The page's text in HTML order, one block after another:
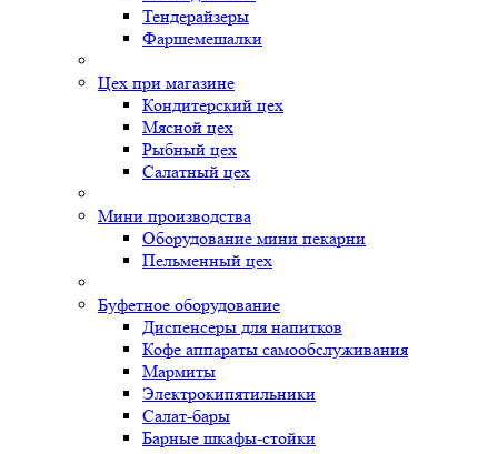
Тендерайзеры
Фаршемешалки
Цех при магазине
Кондитерский цех
Мясной цех
Рыбный цех
Салатный цех
Мини производства
Оборудование мини пекарни
Пельменный цех
Буфетное оборудование
Диспенсеры для напитков
Кофе аппараты самообслуживания
Мармиты
Электрокипятильники
Cалат-бары
Барные шкафы-стойки